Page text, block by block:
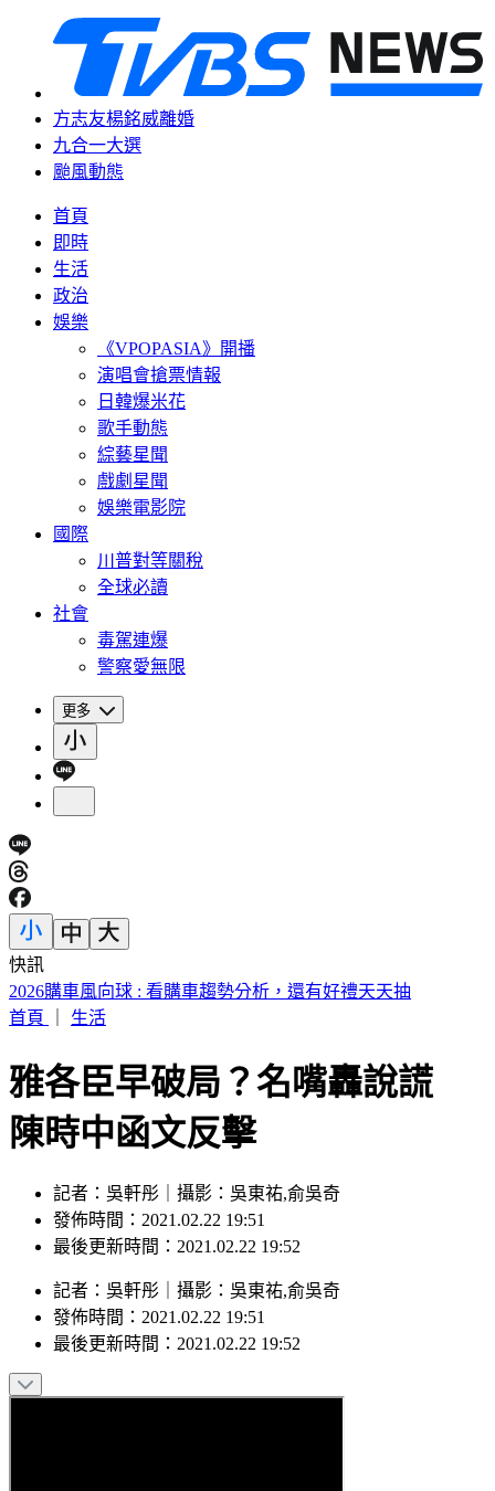
方志友楊銘威離婚
九合一大選
颱風動態
首頁
即時
生活
政治
娛樂
《VPOPASIA》開播
演唱會搶票情報
日韓爆米花
歌手動態
綜藝星聞
戲劇星聞
娛樂電影院
國際
川普對等關稅
全球必讀
社會
毒駕連爆
警察愛無限
更多
快訊
59歲王祖賢近況曝光！低調現身秀機場穿搭
首頁
生活
雅各臣早破局？名嘴轟說謊
陳時中函文反擊
記者：吳軒彤｜攝影：吳東祐,俞吳奇
發佈時間：2021.02.22 19:51
最後更新時間：2021.02.22 19:52
記者 ： 吳軒彤 攝影 ： 吳東祐,俞吳奇
發佈時間： 2021.02.22 19:51
最後更新時間： 2021.02.22 19:52